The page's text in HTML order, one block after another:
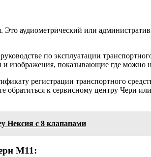
аудиометрический или
по эксплуатации
изображения, показывающие где можно
регистрации транспортного
к сервисному центру Чери
Нексия с 8 клапанами
М11: